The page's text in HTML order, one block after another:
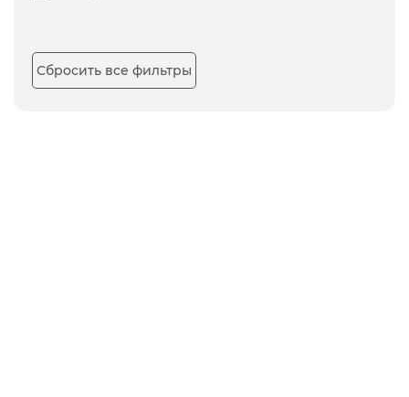
Сбросить все фильтры